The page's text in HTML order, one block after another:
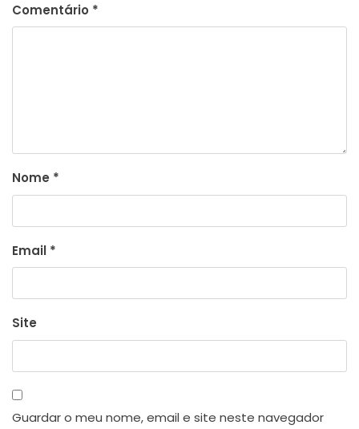
Comentário *
Nome *
Email *
Site
Guardar o meu nome, email e site neste navegador